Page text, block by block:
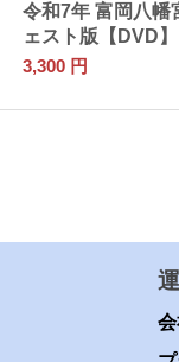
令和7年 富岡八
ェスト版【DVD】
3,300 円